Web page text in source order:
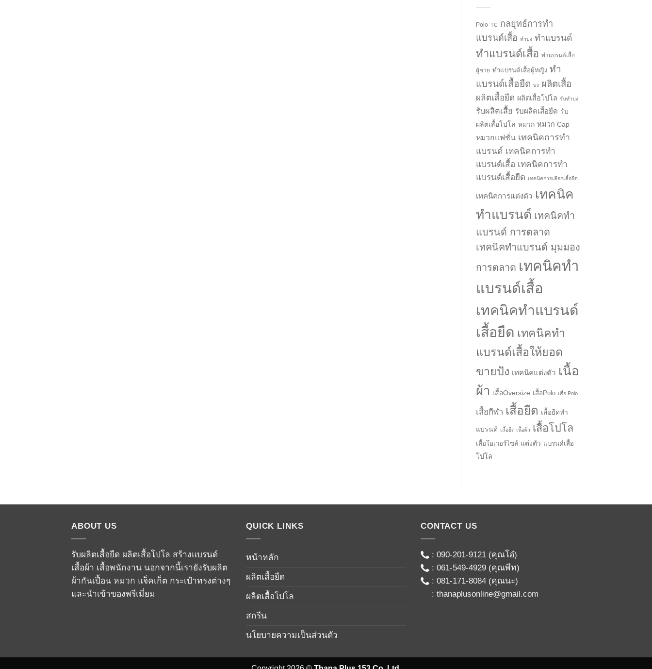
Polo TC กลยุทธ์การทำ
แบรนด์เสื้อ ทำบง ทำแบรนด์
ทำแบรนด์เสื้อ ทำแบรนด์เสื้อ
ผู้ชาย ทำแบรนด์เสื้อผู้หญิง ทำ
แบรนด์เสื้อยืด บง ผลิตเสื้อ
ผลิตเสื้อยืด ผลิตเสื้อโปโล รับทำบง
รับผลิตเสื้อ รับผลิตเสื้อยืด รับ
ผลิตเสื้อโปโล หมวก หมวก Cap
หมวกแฟชั่น เทคนิคการทำ
แบรนด์ เทคนิคการทำ
แบรนด์เสื้อ เทคนิคการทำ
แบรนด์เสื้อยืด เทคนิคการเลือกเสื้อยืด
เทคนิคการแต่งตัว เทคนิค
ทำแบรนด์ เทคนิคทำ
แบรนด์ การตลาด
เทคนิคทำแบรนด์ มุมมอง
การตลาด เทคนิคทำ
แบรนด์เสื้อ
เทคนิคทำแบรนด์
เสื้อยืด เทคนิคทำ
แบรนด์เสื้อให้ยอด
ขายปัง เทคนิคแต่งตัว เนื้อ
ผ้า เสื้อOversize เสื้อPolo เสื้อ Polo
เสื้อกีฬา เสื้อยืด เสื้อยืดทำ
แบรนด์ เสื้อยืด เนื้อผ้า เสื้อโปโล
เสื้อโอเวอร์ไซส์ แต่งตัว แบรนด์เสื้อ
โปโล
ABOUT US
รับผลิตเสื้อยืด ผลิตเสื้อโปโล สร้างแบรนด์
เสื้อผ้า เสื้อพนักงาน นอกจากนี้เรายังรับผลิต
ผ้ากันเปื้อน หมวก แจ็คเก็ต กระเป๋าทรงต่างๆ
และนำเข้าของพรีเมี่ยม
QUICK LINKS
หน้าหลัก
ผลิตเสื้อยืด
ผลิตเสื้อโปโล
สกรีน
นโยบายความเป็นส่วนตัว
CONTACT US
: 090-201-9121(คุณโอ๋)
: 061-549-4929(คุณพีท)
: 081-171-8084(คุณนะ)
: thanaplusonline@gmail.com